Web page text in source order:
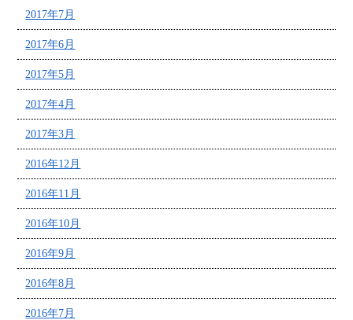
2017年7月
2017年6月
2017年5月
2017年4月
2017年3月
2016年12月
2016年11月
2016年10月
2016年9月
2016年8月
2016年7月